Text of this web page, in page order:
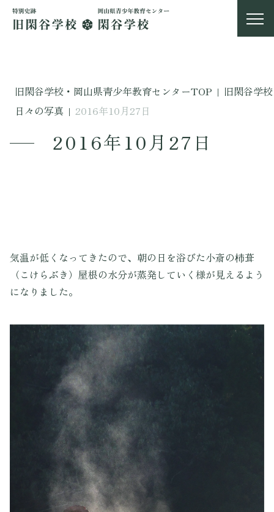
旧閑谷学校・岡山県青少年教育センターTOP | 旧閑谷学校
日々の写真 | 2016年10月27日
2016年10月27日
気温が低くなってきたので、朝の日を浴びた小斎の杮葺
（こけらぶき）屋根の水分が蒸発していく様が見えるよう
になりました。